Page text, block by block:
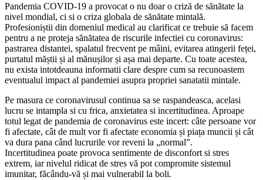
Pandemia COVID-19 a provocat o nu doar o criză de sănătate la
nivel mondial, ci si o criza globala de sănătate mintală.
Profesioniștii din domeniul medical au clarificat ce trebuie să facem
pentru a ne proteja sănătatea de riscurile infectiei cu coronavirus:
pastrarea distantei, spalatul frecvent pe mâini, evitarea atingerii feței,
purtatul măștii și al mănușilor și așa mai departe. Cu toate acestea,
nu exista intotdeauna informatii clare despre cum sa recunoastem
eventualul impact al pandemiei asupra propriei sanatatii mintale.
Pe masura ce coronavirusul continua sa se raspandeasca, acelasi
lucru se intampla si cu frica, anxietatea si incertitudinea. Aproape
totul legat de pandemia de coronavirus este incert: câte persoane vor
fi afectate, cât de mult vor fi afectate economia și piața muncii și cât
va dura pana când lucrurile vor reveni la „normal”.
Incertitudinea poate provoca sentimente de disconfort si stres
extrem, iar nivelul ridicat de stres vă pot compromite sistemul
imunitar, făcându-vă și mai vulnerabil la boli.